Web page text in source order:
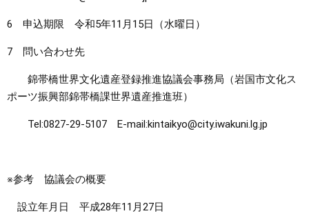
6 申込期限 令和5年11月15日（水曜日）
7 問い合わせ先
錦帯橋世界文化遺産登録推進協議会事務局（岩国市文化ス
ポーツ振興部錦帯橋課世界遺産推進班）
Tel:0827-29-5107 E-mail:kintaikyo@city.iwakuni.lg.jp
※参考 協議会の概要
設立年月日 平成28年11月27日